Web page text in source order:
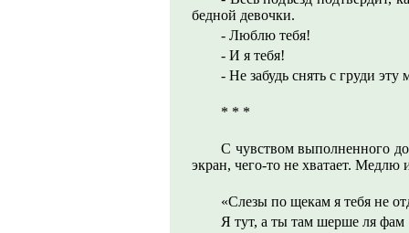
бедной девочки.
- Люблю тебя!
- И я тебя!
- Не забудь снять с груди
* * *
С чувством выполненного
экран, чего-то не хватает. Медлю
«Слезы по щекам я тебя не
Я тут, а ты там шерше ля фам